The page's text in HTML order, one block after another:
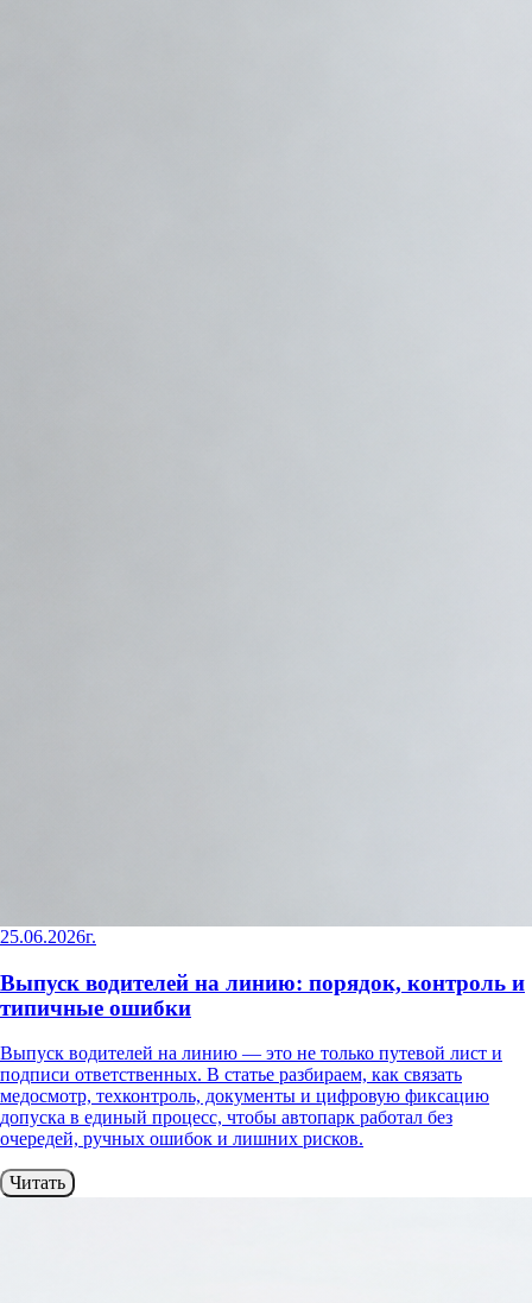
25.06.2026г.
Выпуск водителей на линию: порядок, контроль и
типичные ошибки
Выпуск водителей на линию — это не только путевой лист и
подписи ответственных. В статье разбираем, как связать
медосмотр, техконтроль, документы и цифровую фиксацию
допуска в единый процесс, чтобы автопарк работал без
очередей, ручных ошибок и лишних рисков.
Читать